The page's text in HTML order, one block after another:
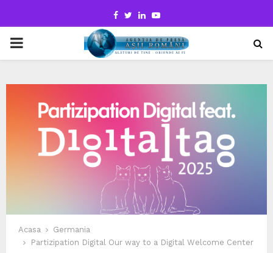
Facebook
TwitterLinkedinYoutube
PRIMARY
Acasa
Germania
Partizipation Digital Our way to a Digital Welcome Center